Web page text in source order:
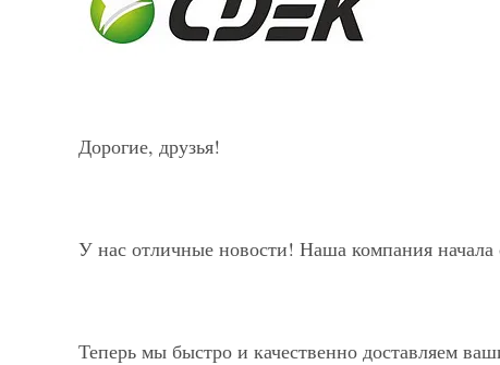
Дорогие, друзья!
У нас отличные новости! Наша компания
Теперь мы быстро и качественно доставляем